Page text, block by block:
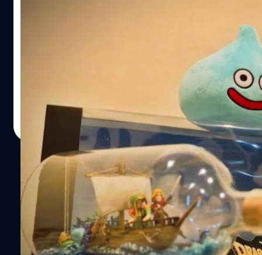
เหมือนสวนสนุกปกติเลยแค่เป็นคอนเซปต์ของ Minecraft ใน
ส่วนของรายละเอียดอื่น ๆ ยังไม่ได้ประกาศชัดว่ามีอะไรบ้าง
แต่ที่แน่ ๆ คือจะมีรถไฟเหาะ การผจญภัยแบบ Interactive
และมีสนามเด็กเล่นต่อบล็อก ที่ทุกคนสามารถไปต่อบล็อกเอง
ได้ (block-built playscapes) ซึ่งยังไม่จบอยู่แค่นี้ เพราะ
ภายในพื้นที่จะมีร้านอาหาร และร้านขายเครื่องดื่มมากมายไว้
สำหรับเงินในกระเป๋าคุณด้วย โซน…
Collector’s Edition ชุดพิเศษสำหรับแฟน “ผู้
​ถ้าพูดถึงชื่อของ Dragon Quest เกมเมอร์สาย JRPG ทุกคนรู้
กันดีว่านี่คือ "ตำนาน" ระดับขึ้นหิ้ง และในปีนี้ความยิ่งใหญ่ยิ่ง
ทวีคูณ เพราะเป็นการฉลองครบรอบ 40 ปี แห่งการผจญภัยที่
อยู่คู่กับเรามาอย่างยาวนาน ! ​แต่วันนี้ เราจะพาทุกคนไปพบกับ
ความพิเศษที่เหนือชั้นขึ้นไปอีก กับการเปิดวาร์ปแกะกล่อง
Dragon Quest VII Reimagined Collector’s Edition ชุด
สะสมที่สร้างขึ้นมาเพื่อปลุกความทรงจำในวัยเด็กให้กลับมา
โลดแล่นอีกครั้ง จะตื่นตาตื่นใจแค่ไหน... มาลุยกันเลย ! ​สัมผัส
แรก: ถุงผ้าสุดคลาสสิก แต่ดีไซน์ล้ำสมัย ! ​ไอเท็มชิ้นแรกที่เจอ
ไม่ใช่กล่องกระดาษธรรมดา แต่เป็น ถุงผ้า Canvas เนื้อหนา
คุณภาพพรีเมียม สกรีนลาย Dragon Quest VII Reimagined
สีส้มสดใสตัดกับลวดลายสไตล์อาร์ตอันเป็นเอกลักษณ์ของ อา
จารย์อากิระ โทริยามะ แค่ถือเดินออกจากร้าน เพื่อนก็รู้แล้วว่า
คุณคือแฟน "ผู้กล้า" ตัวจริง ! ​ตัวเกมฉบับอัปเกรด: พร้อมลุย
บน Nintendo Switch 2 (NSW2)…
ธนัย อัศวเรืองชัย| 144 days ago
Read More
1
2